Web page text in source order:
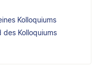
Kolloquiums
des Kolloquiums